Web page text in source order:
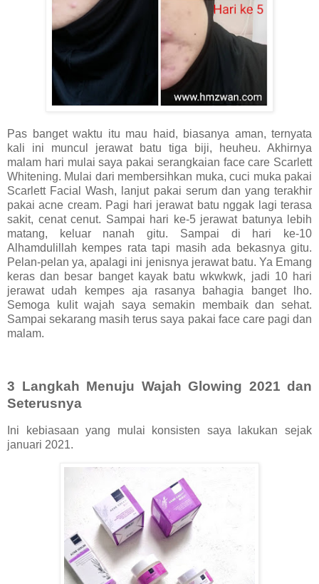
Pas banget waktu itu mau haid, biasanya aman, ternyata
kali ini muncul jerawat batu tiga biji, heuheu. Akhirnya
malam hari mulai saya pakai serangkaian face care Scarlett
Whitening. Mulai dari membersihkan muka, cuci muka pakai
Scarlett Facial Wash, lanjut pakai serum dan yang terakhir
pakai acne cream. Pagi hari jerawat batu nggak lagi terasa
sakit, cenat cenut. Sampai hari ke-5 jerawat batunya lebih
matang, keluar nanah gitu. Sampai di hari ke-10
Alhamdulillah kempes rata tapi masih ada bekasnya gitu.
Pelan-pelan ya, apalagi ini jenisnya jerawat batu. Ya Emang
keras dan besar banget kayak batu wkwkwk, jadi 10 hari
jerawat udah kempes aja rasanya bahagia banget lho.
Semoga kulit wajah saya semakin membaik dan sehat.
Sampai sekarang masih terus saya pakai face care pagi dan
malam.
3 Langkah Menuju Wajah Glowing 2021 dan
Seterusnya
Ini kebiasaan yang mulai konsisten saya lakukan sejak
januari 2021.